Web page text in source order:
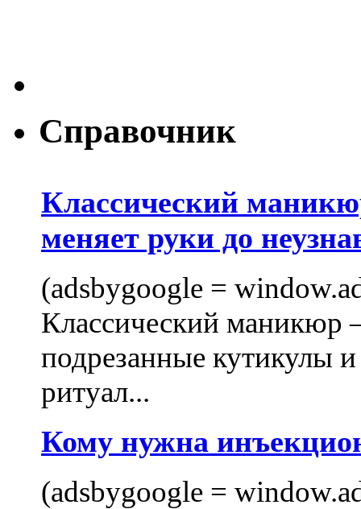
Справочник
Классический
меняет руки до
(adsbygoogle =
Классический маникюр
подрезанные кутикулы
ритуал...
Кому нужна
(adsbygoogle =